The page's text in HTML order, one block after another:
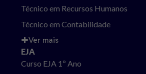
Técnico em Recursos Humanos
Técnico em Contabilidade
Ver mais
EJA
Curso EJA 1º Ano